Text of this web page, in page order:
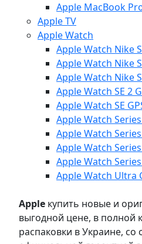
Apple MacBook
Apple TV
Apple Watch
Apple Watch Nike
Apple Watch Nike
Apple Watch Nike
Apple Watch SE 2
Apple Watch SE
Apple Watch Series
Apple Watch Series
Apple Watch Series
Apple Watch Series
Apple Watch Ultra
Apple купить новые и
выгодной цене, в полной
распаковки в Украине, со